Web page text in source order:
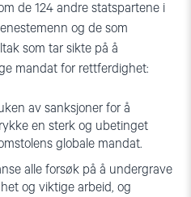
de 124 andre statspartene i
og de som
som tar sikte på å
mandat for rettferdighet:
av sanksjoner for å
en sterk og ubetinget
globale mandat.
alle forsøk på å undergrave
og viktige arbeid, og